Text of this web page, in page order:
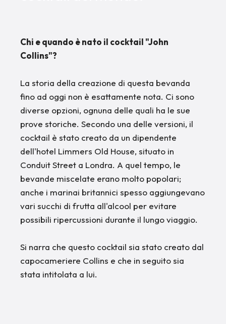
Chi e quando è nato il cocktail "John
Collins"?
La storia della creazione di questa bevanda
fino ad oggi non è esattamente nota. Ci sono
diverse opzioni, ognuna delle quali ha le sue
prove storiche. Secondo una delle versioni, il
cocktail è stato creato da un dipendente
dell'hotel Limmers Old House, situato in
Conduit Street a Londra. A quel tempo, le
bevande miscelate erano molto popolari;
anche i marinai britannici spesso aggiungevano
vari succhi di frutta all'alcool per evitare
possibili ripercussioni durante il lungo viaggio.
Si narra che questo cocktail sia stato creato dal
capocameriere Collins e che in seguito sia
stata intitolata a lui.